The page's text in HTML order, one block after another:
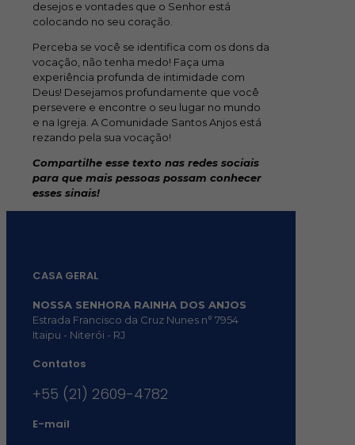
desejos e vontades que o Senhor está
colocando no seu coração.
Perceba se você se identifica com os dons da
vocação, não tenha medo! Faça uma
experiência profunda de intimidade com
Deus! Desejamos profundamente que você
persevere e encontre o seu lugar no mundo
e na Igreja. A Comunidade Santos Anjos está
rezando pela sua vocação!
Compartilhe esse texto nas redes sociais
para que mais pessoas possam conhecer
esses sinais!
CASA GERAL
NOSSA SENHORA RAINHA DOS ANJOS
Estrada Francisco da Cruz Nunes n° 7954
Itaipu - Niterói - RJ
Contatos
+55 (21) 2609-4782
E-mail